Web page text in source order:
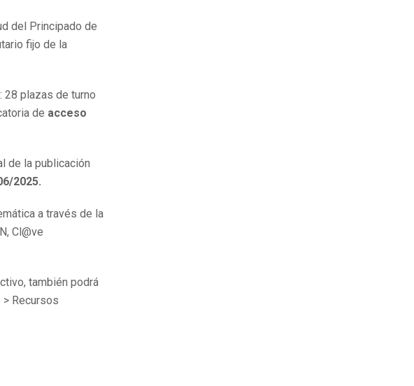
del Principado de
fijo de la
28 plazas de turno
de acceso
de la publicación
2025.
a través de la
Cl@ve
también podrá
Recursos